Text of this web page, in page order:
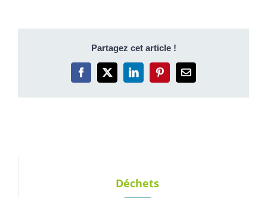
Partagez cet article !
Facebook
X LinkedInPinterestEmail
Déchets